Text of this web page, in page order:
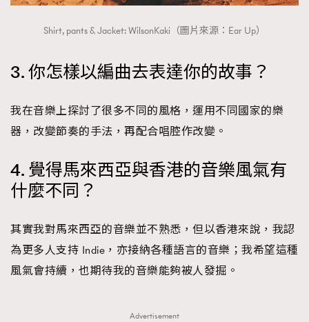
Shirt, pants & Jacket: WilsonKaki（圖片來源：Ear Up）
3. 你怎樣以編曲去表達你的故事？
我在音樂上探討了很多不同的風格，運用不同國家的樂
器，改變節奏的手法，再配合唱腔作改變。
4. 覺得馬來西亞與香港的音樂風氣有
什麼不同？
其實我對馬來西亞的音樂並不熟悉，但以香港來說，我認
為更多人支持 Indie，亦接納各種語言的音樂；我希望這種
風氣會持續，也期待我的音樂能夠被人發掘。
Advertisement